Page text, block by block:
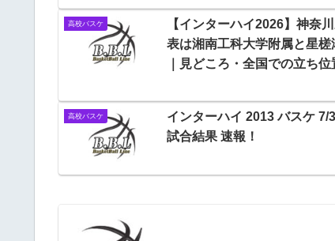
高校バスケ
【インターハイ2026】神奈
表は湘南工科大学附属と星槎
｜見どころ・全国での立ち位
高校バスケ
インターハイ 2013 バスケ 7/
試合結果 速報！